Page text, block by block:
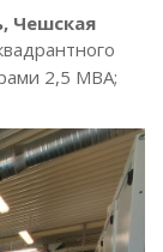
Чешская
2,5 МВА;